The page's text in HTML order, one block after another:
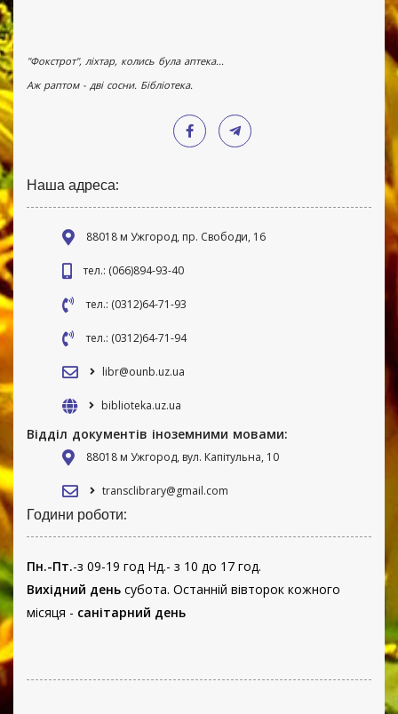
"Фокстрот", ліхтар, колись була аптека...
Аж раптом - дві сосни. Бібліотека.
Наша адреса:
88018 м Ужгород, пр. Свободи, 16
тел.: (066)894-93-40
тел.: (0312)64-71-93
тел.: (0312)64-71-94
libr@ounb.uz.ua
biblioteka.uz.ua
Відділ документів іноземними мовами:
88018 м Ужгород, вул. Капітульна, 10
transclibrary@gmail.com
Години роботи:
Пн.-Пт.-з 09-19 год Нд.- з 10 до 17 год.
Вихідний день субота. Останній вівторок кожного
місяця - санітарний день